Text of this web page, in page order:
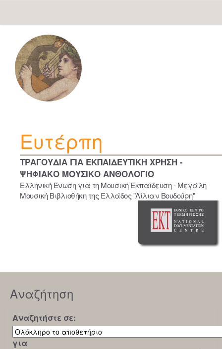
navigation
Ευτέρπη
ΤΡΑΓΟΥΔΙΑ ΓΙΑ ΕΚΠΑΙΔΕΥΤΙΚΗ ΧΡΗΣΗ -
ΨΗΦΙΑΚΟ ΜΟΥΣΙΚΟ ΑΝΘΟΛΟΓΙΟ
Ελληνική Ένωση για τη Μουσική Εκπαίδευση - Μεγάλη
Μουσική Βιβλιοθήκη της Ελλάδος "Λίλιαν Βουδούρη"
Αναζήτηση
Αναζητήστε σε:
για